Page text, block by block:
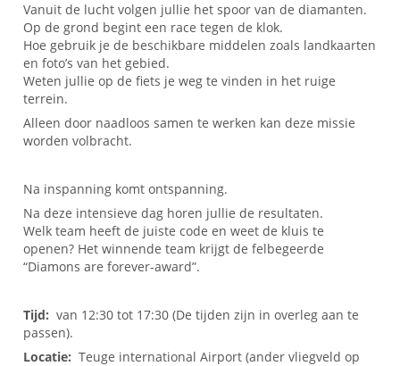
Vanuit de lucht volgen jullie het spoor van de diamanten.
Op de grond begint een race tegen de klok.
Hoe gebruik je de beschikbare middelen zoals landkaarten
en foto’s van het gebied.
Weten jullie op de fiets je weg te vinden in het ruige
terrein.
Alleen door naadloos samen te werken kan deze missie
worden volbracht.
Na inspanning komt ontspanning.
Na deze intensieve dag horen jullie de resultaten.
Welk team heeft de juiste code en weet de kluis te
openen? Het winnende team krijgt de felbegeerde
“Diamons are forever-award”.
Tijd: van 12:30 tot 17:30 (De tijden zijn in overleg aan te
passen).
Locatie: Teuge international Airport (ander vliegveld op